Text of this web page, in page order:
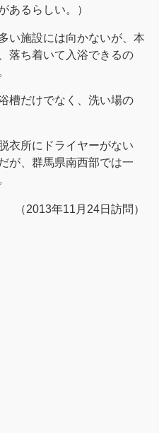
あるらしい。）
い施設には向かないが、本
落ち着いて入浴できるの
槽だけでなく、洗い場の
衣所にドライヤーがない
が、群馬県南西部では一
（2013年11月24日訪問）